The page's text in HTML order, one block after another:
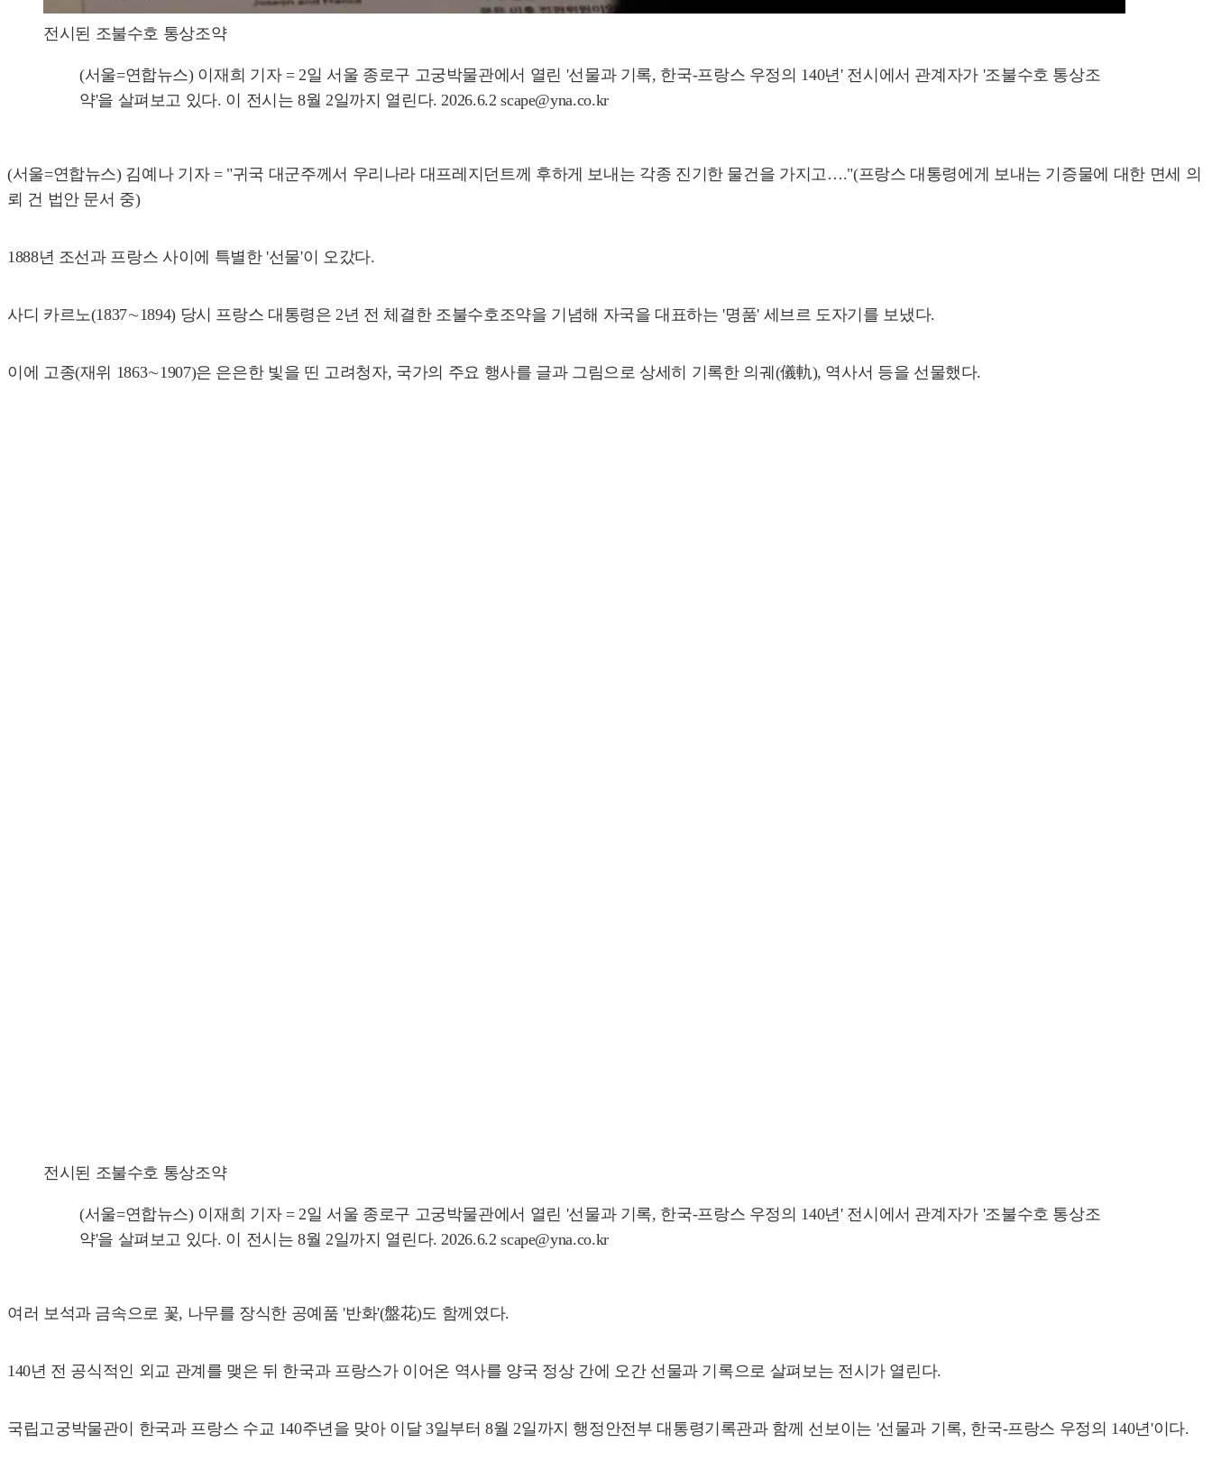
전시된 조불수호 통상조약
(서울=연합뉴스) 이재희 기자 = 2일 서울 종로구 고궁박물관에서 열린 '선물과 기록, 한국-프랑스 우정의 140년' 전시에서 관계자가 '조불수호 통상조
약'을 살펴보고 있다. 이 전시는 8월 2일까지 열린다. 2026.6.2 scape@yna.co.kr
(서울=연합뉴스) 김예나 기자 = "귀국 대군주께서 우리나라 대프레지던트께 후하게 보내는 각종 진기한 물건을 가지고…."(프랑스 대통령에게 보내는 기증물에 대한 면세 의
뢰 건 법안 문서 중)
1888년 조선과 프랑스 사이에 특별한 '선물'이 오갔다.
사디 카르노(1837∼1894) 당시 프랑스 대통령은 2년 전 체결한 조불수호조약을 기념해 자국을 대표하는 '명품' 세브르 도자기를 보냈다.
이에 고종(재위 1863∼1907)은 은은한 빛을 띤 고려청자, 국가의 주요 행사를 글과 그림으로 상세히 기록한 의궤(儀軌), 역사서 등을 선물했다.
전시된 조불수호 통상조약
(서울=연합뉴스) 이재희 기자 = 2일 서울 종로구 고궁박물관에서 열린 '선물과 기록, 한국-프랑스 우정의 140년' 전시에서 관계자가 '조불수호 통상조
약'을 살펴보고 있다. 이 전시는 8월 2일까지 열린다. 2026.6.2 scape@yna.co.kr
여러 보석과 금속으로 꽃, 나무를 장식한 공예품 '반화'(盤花)도 함께였다.
140년 전 공식적인 외교 관계를 맺은 뒤 한국과 프랑스가 이어온 역사를 양국 정상 간에 오간 선물과 기록으로 살펴보는 전시가 열린다.
국립고궁박물관이 한국과 프랑스 수교 140주년을 맞아 이달 3일부터 8월 2일까지 행정안전부 대통령기록관과 함께 선보이는 '선물과 기록, 한국-프랑스 우정의 140년'이다.